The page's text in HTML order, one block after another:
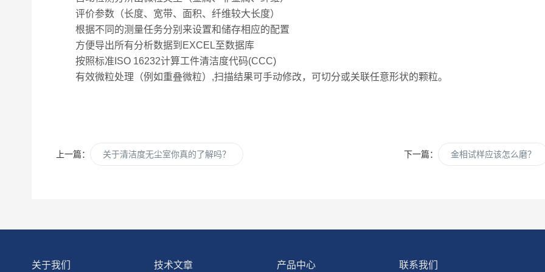
评价参数（长度、宽带、面积、纤维较大长度）
根据不同的测量任务分别来设置和储存相应的配置
方便导出所有分析数据到EXCEL至数据库
按照标准ISO 16232计算工件清洁度代码(CCC)
有效微粒处理（例如重叠微粒）,扫描结果可手动修改，可切分或关联任意形状的颗粒。
上一篇： 关于清洁度无尘室你真的了解吗？ 下一篇： 金相试样应该怎么磨？
关于我们 技术文章 产品中心 联系我们